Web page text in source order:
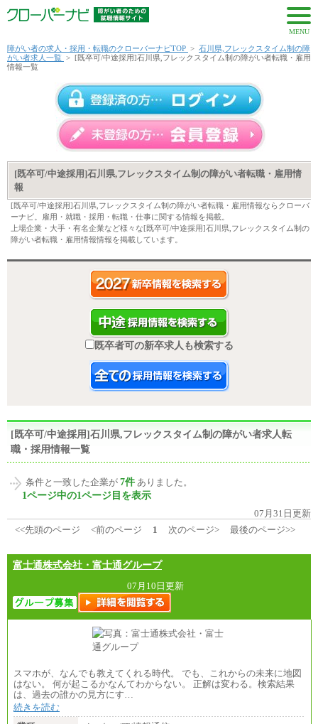
MENU
障がい者の求人・採用・転職のクローバーナビTOP > 石川県,フレックスタイム制の障
がい者求人一覧 > [既卒可/中途採用]石川県,フレックスタイム制の障がい者転職・雇用
情報一覧
[既卒可/中途採用]石川県,フレックスタイム制の障がい者転職・雇用情
報
[既卒可/中途採用]石川県,フレックスタイム制の障がい者転職・雇用情報ならクローバ
ーナビ。雇用・就職・採用・転職・仕事に関する情報を掲載。
上場企業・大手・有名企業など様々な[既卒可/中途採用]石川県,フレックスタイム制の
障がい者転職・雇用情報情報を掲載しています。
既卒者可の新卒求人も検索する
[既卒可/中途採用]石川県,フレックスタイム制の障がい者求人転
職・採用情報一覧
条件と一致した企業が 7件 ありました。
1ページ中の1ページ目を表示
07月31日更新
<<先頭のページ
<前のページ 1 次のページ> 最後のページ>>
富士通株式会社・富士通グループ
07月10日更新
スマホが、なんでも教えてくれる時代。 でも、これからの未来に地図
はない。 何が起こるかなんてわからない。 正解は変わる。検索結果
は、過去の誰かの見方にす…
続きを読む